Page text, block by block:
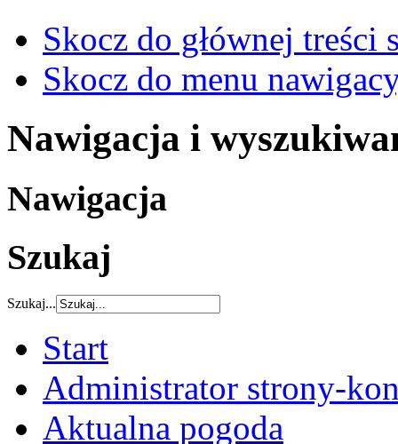
Skocz do głównej treści
Skocz do menu
Nawigacja i
Nawigacja
Szukaj
Szukaj...
Start
Administrator strony-
Aktualna pogoda